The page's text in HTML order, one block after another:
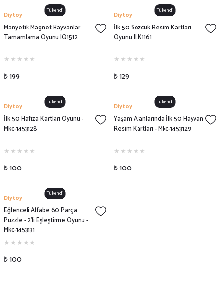
Tükendi
Diytoy
Manyetik Magnet Hayvanlar
Tamamlama Oyunu IQ1512
₺ 199
Tükendi
Diytoy
İlk 50 Sözcük Resim Kartları
Oyunu ILK1161
₺ 129
Tükendi
Diytoy
İlk 50 Hafıza Kartları Oyunu -
Mkc-1453128
₺ 100
Tükendi
Diytoy
Yaşam Alanlarında İlk 50 Hayvan
Resim Kartları - Mkc-1453129
₺ 100
Tükendi
Diytoy
Eğlenceli Alfabe 60 Parça
Puzzle - 2'li Eşleştirme Oyunu -
Mkc-1453131
₺ 100